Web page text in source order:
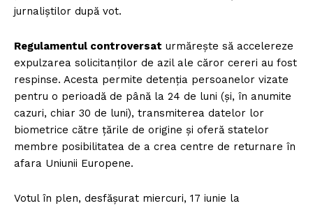
jurnaliștilor după vot.
Regulamentul controversat urmărește să accelereze
expulzarea solicitanților de azil ale căror cereri au fost
respinse. Acesta permite detenția persoanelor vizate
pentru o perioadă de până la 24 de luni (și, în anumite
cazuri, chiar 30 de luni), transmiterea datelor lor
biometrice către țările de origine și oferă statelor
membre posibilitatea de a crea centre de returnare în
afara Uniunii Europene.
Votul în plen, desfășurat miercuri, 17 iunie la